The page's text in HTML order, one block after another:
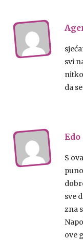
svi
da
Edo
S
sve
zna
ove